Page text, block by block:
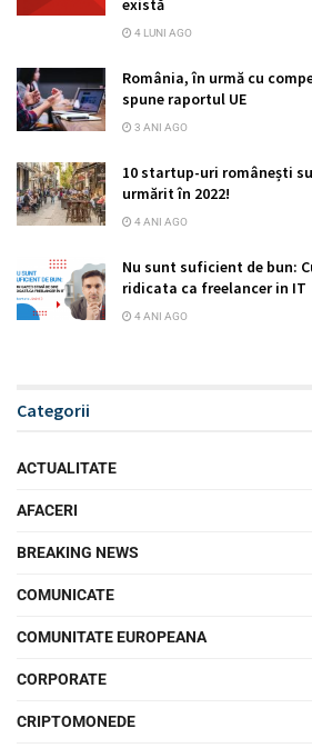
există
4 LUNI AGO
România, în urmă cu
spune raportul UE
3 ANI AGO
10 startup-uri românești
urmărit în 2022!
4 ANI AGO
Nu sunt suficient de bun:
ridicata ca freelancer in IT
4 ANI AGO
Categorii
ACTUALITATE
AFACERI
BREAKING NEWS
COMUNICATE
COMUNITATE EUROPEANA
CORPORATE
CRIPTOMONEDE